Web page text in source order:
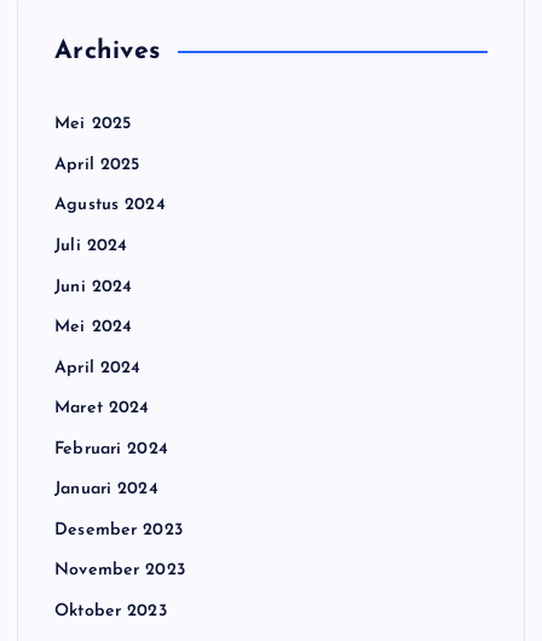
Archives
Mei 2025
April 2025
Agustus 2024
Juli 2024
Juni 2024
Mei 2024
April 2024
Maret 2024
Februari 2024
Januari 2024
Desember 2023
November 2023
Oktober 2023